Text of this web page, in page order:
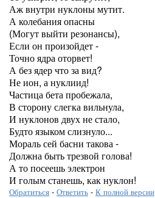
Аж внутри нуклоны мутит.
А колебания опасны
(Могут выйти резонансы),
Если он произойдет -
Точно ядра оторвет!
А без ядер что за вид?
Не ион, а нуклиид!
Частица бета пробежала,
В сторону слегка вильнула,
И нуклонов двух не стало,
Будто языком слизнуло...
Мораль сей басни такова -
Должна быть трезвой голова!
А то посеешь электрон
И голым станешь, как нуклон!
Обратиться - Ответить - К полной версии